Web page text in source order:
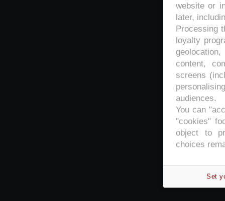
website or
later,
Processing
loyalty
content,
screens
audiences.
You can
"cookies"
object to
choices
Set